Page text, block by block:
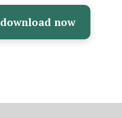
download now